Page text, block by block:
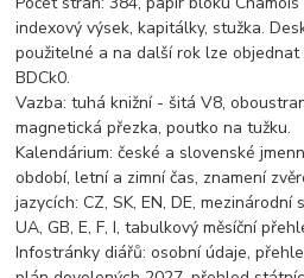
indexový výsek, kapitálky, stužka.
použitelné a na další rok lze
BDCk0.
Vazba: tuhá knižní - šitá V8,
magnetická přezka, poutko na tužku.
Kalendárium: české a slovenské
období, letní a zimní čas, znamení
jazycích: CZ, SK, EN, DE, mezinárodní
UA, GB, E, F, I, tabulkový měsíční
Infostránky diářů: osobní údaje,